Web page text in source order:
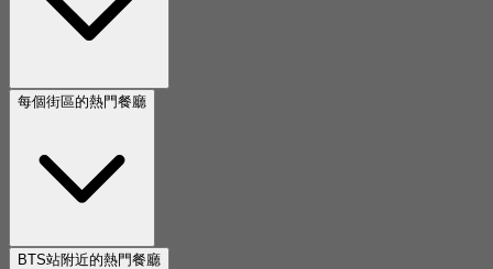
每個街區的熱門餐廳
BTS站附近的熱門餐廳